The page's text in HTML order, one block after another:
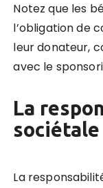
Notez que les
l’obligation de
leur donateur,
avec le
La
La